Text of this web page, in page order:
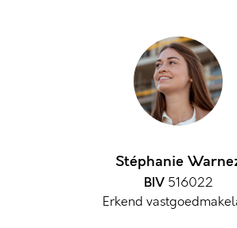
Stéphanie
BIV516022
Erkend